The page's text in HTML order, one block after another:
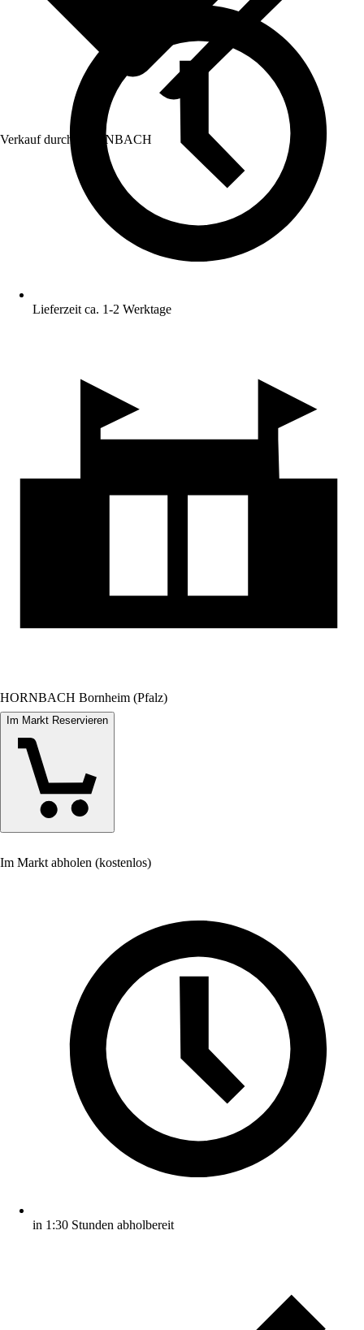
Verkauf durch: HORNBACH
Lieferzeit ca. 1-2 Werktage
HORNBACH Bornheim (Pfalz)
Im Markt Reservieren
Im Markt abholen (kostenlos)
in 1:30 Stunden abholbereit